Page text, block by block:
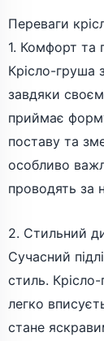
Переваги
1. Комфорт та
Крісло-груша
завдяки
приймає
поставу та
особливо
проводять за
2. Стильний
Сучасний
стиль.
легко
стане